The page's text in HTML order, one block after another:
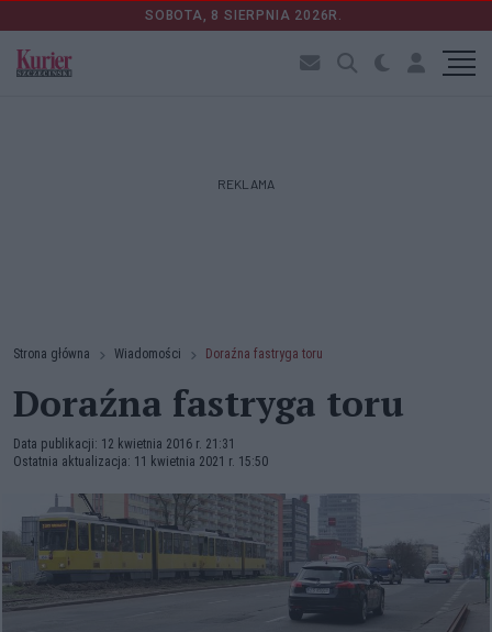
SOBOTA, 8 SIERPNIA 2026R.
REKLAMA
Strona główna Wiadomości Doraźna fastryga toru
Doraźna fastryga toru
Data publikacji: 12 kwietnia 2016 r. 21:31
Ostatnia aktualizacja: 11 kwietnia 2021 r. 15:50